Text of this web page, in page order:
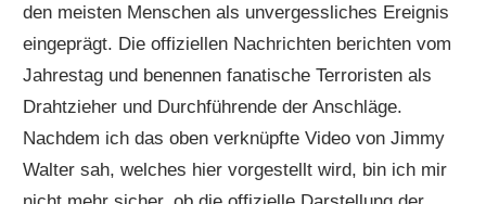
den meisten Menschen als unvergessliches Ereignis
eingeprägt. Die offiziellen Nachrichten berichten vom
Jahrestag und benennen fanatische Terroristen als
Drahtzieher und Durchführende der Anschläge.
Nachdem ich das oben verknüpfte Video von Jimmy
Walter sah, welches hier vorgestellt wird, bin ich mir